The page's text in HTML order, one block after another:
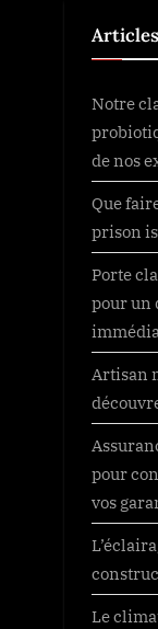
Notre
de nos
Que
prison
Porte
pour un
Artisan
pour
vos
Le